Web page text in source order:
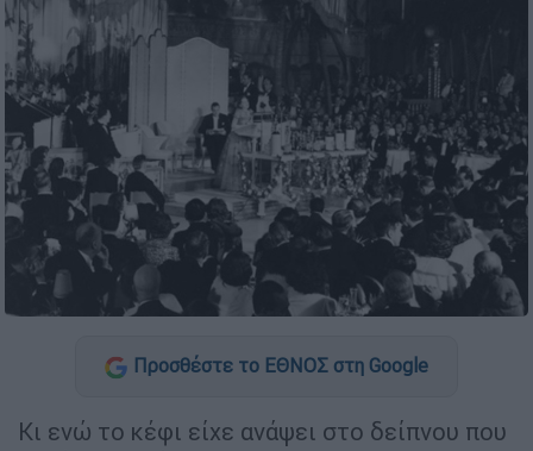
Προσθέστε το ΕΘΝΟΣ στη Google
Κι ενώ το κέφι είχε ανάψει στο δείπνου που